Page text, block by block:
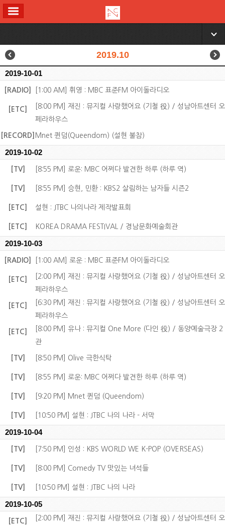
▼
2019.10
2019-10-01
[RADIO] [1:00 AM] 휘영 : MBC 표준FM 아이돌라디오
[ETC]
[8:00 PM] 재진 : 뮤지컬 사랑했어요 (기철 役) / 성남아트센터 오
페라하우스
[RECORD] Mnet 퀸덤(Queendom) (설현 불참)
2019-10-02
[TV] [8:55 PM] 로운: MBC 어쩌다 발견한 하루 (하루 역)
[TV] [8:55 PM] 승현, 민환 : KBS2 살림하는 남자들 시즌2
[ETC] 설현 : JTBC 나의나라 제작발표회
[ETC] KOREA DRAMA FESTIVAL / 경남문화예술회관
2019-10-03
[RADIO] [1:00 AM] 로운 : MBC 표준FM 아이돌라디오
[ETC]
[2:00 PM] 재진 : 뮤지컬 사랑했어요 (기철 役) / 성남아트센터 오
페라하우스
[ETC]
[6:30 PM] 재진 : 뮤지컬 사랑했어요 (기철 役) / 성남아트센터 오
페라하우스
[ETC]
[8:00 PM] 유나 : 뮤지컬 One More (다인 役) / 동양예술극장 2
관
[TV] [8:50 PM] Olive 극한식탁
[TV] [8:55 PM] 로운: MBC 어쩌다 발견한 하루 (하루 역)
[TV] [9:20 PM] Mnet 퀸덤 (Queendom)
[TV] [10:50 PM] 설현 : JTBC 나의 나라 - 서막
2019-10-04
[TV] [7:50 PM] 인성 : KBS WORLD WE K-POP (OVERSEAS)
[TV] [8:00 PM] Comedy TV 맛있는 녀석들
[TV] [10:50 PM] 설현 : JTBC 나의 나라
2019-10-05
[ETC]
[2:00 PM] 재진 : 뮤지컬 사랑했어요 (기철 役) / 성남아트센터 오